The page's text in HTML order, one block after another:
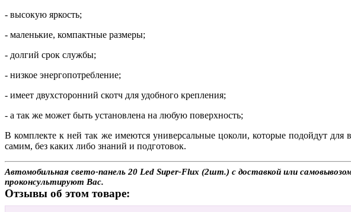
- высокую яркость;
- маленькие, компактные размеры;
- долгий срок службы;
- низкое энергопотребление;
- имеет двухсторонний скотч для удобного крепления;
- а так же может быть установлена на любую поверхность;
В комплекте к ней так же имеются универсальные цоколи, которые подойдут
самим, без каких либо знаний и подготовок.
Автомобильная свето-панель 20 Led Super-Flux (2шт.) с доставкой или
проконсультируют Вас.
Отзывы об этом товаре: